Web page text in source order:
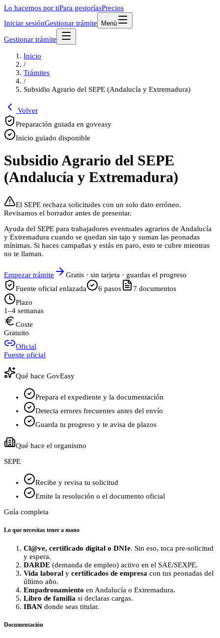
Lo hacemos por tiPara gestoríasPrecios
Iniciar sesiónGestionar trámite Menú
Gestionar trámite
Inicio
/
Trámites
/
Subsidio Agrario del SEPE (Andalucía y Extremadura)
Volver
Preparación guiada en goveasy
Inicio guiado disponible
Subsidio Agrario del SEPE
(Andalucía y Extremadura)
El SEPE rechaza solicitudes con un solo dato erróneo.
Revisamos el borrador antes de presentar.
Ayuda del SEPE para trabajadores eventuales agrarios de Andalucía
y Extremadura cuando se quedan sin tajo y suman las peonadas
mínimas. Si haces campañas y estás en paro, esto te cubre mientras
no te llaman.
Empezar trámite
Gratis · sin tarjeta · guardas el progreso
Fuente oficial enlazada
6 pasos 7 documentos
Plazo
1–4 semanas
Coste
Gratuito
Oficial
Fuente oficial
Qué hace GovEasy
Prepara el expediente y la documentación
Detecta errores frecuentes antes del envío
Guarda tu progreso y te avisa de plazos
Qué hace el organismo
SEPE
Recibe y revisa tu solicitud
Emite la resolución o el documento oficial
Guía completa
Lo que necesitas tener a mano
Cl@ve, certificado digital o DNIe. Sin eso, toca pre-solicitud
y espera.
DARDE (demanda de empleo) activo en el SAE/SEXPE.
Vida laboral y certificados de empresa con tus peonadas del
último año.
Empadronamiento en Andalucía o Extremadura.
Libro de familia si declaras cargas.
IBAN donde seas titular.
Documentación